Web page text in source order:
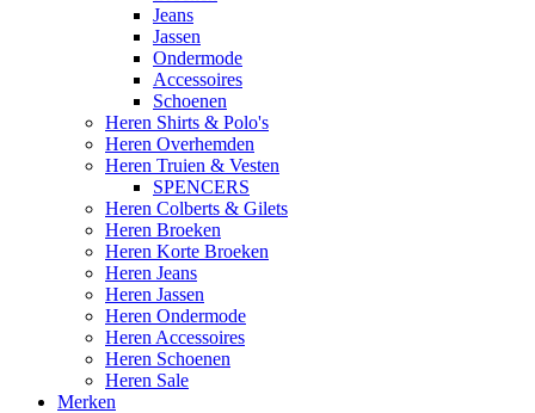
Jeans
Jassen
Ondermode
Accessoires
Schoenen
Heren Shirts & Polo's
Heren Overhemden
Heren Truien & Vesten
SPENCERS
Heren Colberts & Gilets
Heren Broeken
Heren Korte Broeken
Heren Jeans
Heren Jassen
Heren Ondermode
Heren Accessoires
Heren Schoenen
Heren Sale
Merken